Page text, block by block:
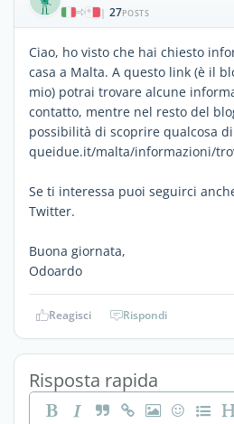
| 27POSTS
Ciao, ho visto che hai chiesto
casa a Malta. A questo link (è il
mio) potrai trovare alcune
contatto, mentre nel resto del
possibilità di scoprire qualcosa
queidue.it/malta/informazioni/
Se ti interessa puoi seguirci
Twitter.
Buona giornata,
Odoardo
Reagisci Rispondi
Risposta rapida